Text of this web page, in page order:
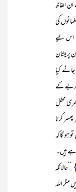
الفاظ
کی
اس لیے
پریشان
کیا
حربے کے
محفل
کرنا
ہو گا کہ
ہیں۔
’’حالانکہ
مگر اللہ